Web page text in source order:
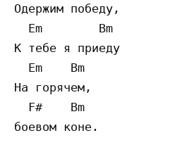
Одержим победу,
  Em        Bm
К тебе я приеду
  Em    Bm
На горячем,
  F#    Bm
боевом коне.